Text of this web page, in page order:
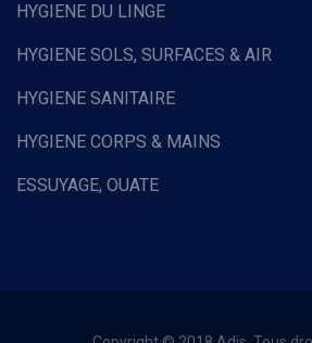
HYGIENE DU LINGE
HYGIENE SOLS, SURFACES & AIR
HYGIENE SANITAIRE
HYGIENE CORPS & MAINS
ESSUYAGE, OUATE